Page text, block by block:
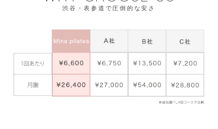
渋谷・表参道で圧倒的な安さ